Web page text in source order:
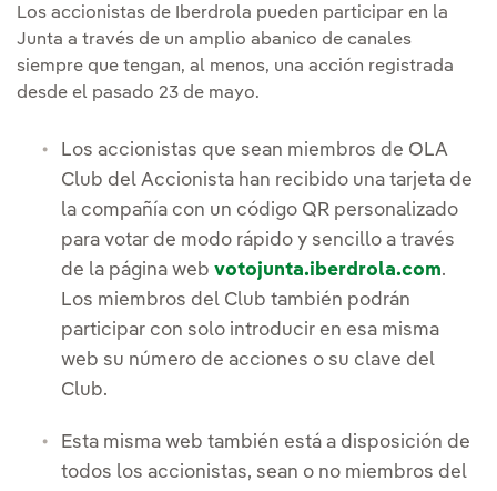
Los accionistas de Iberdrola pueden participar en la
Junta a través de un amplio abanico de canales
siempre que tengan, al menos, una acción registrada
desde el pasado 23 de mayo.
Los accionistas que sean miembros de OLA
Club del Accionista han recibido una tarjeta de
la compañía con un código QR personalizado
para votar de modo rápido y sencillo a través
de la página web votojunta.iberdrola.com.
Los miembros del Club también podrán
participar con solo introducir en esa misma
web su número de acciones o su clave del
Club.
Esta misma web también está a disposición de
todos los accionistas, sean o no miembros del